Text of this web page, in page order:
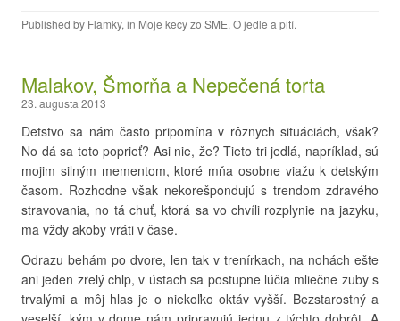
Published by Flamky, in Moje kecy zo SME, O jedle a pití.
Malakov, Šmorňa a Nepečená torta
23. augusta 2013
Detstvo sa nám často pripomína v rôznych situáciách, však?
No dá sa toto poprieť? Asi nie, že? Tieto tri jedlá, napríklad, sú
mojim silným mementom, ktoré mňa osobne viažu k detským
časom. Rozhodne však nekorešpondujú s trendom zdravého
stravovania, no tá chuť, ktorá sa vo chvíli rozplynie na jazyku,
ma vždy akoby vráti v čase.
Odrazu behám po dvore, len tak v trenírkach, na nohách ešte
ani jeden zrelý chlp, v ústach sa postupne lúčia mliečne zuby s
trvalými a môj hlas je o niekoľko oktáv vyšší. Bezstarostný a